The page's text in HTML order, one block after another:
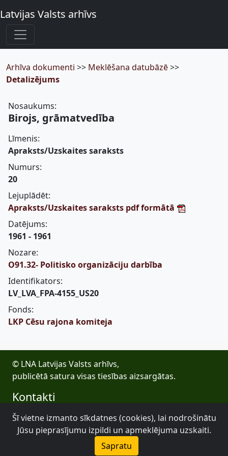
Latvijas Valsts arhīvs
Arhīva dokumenti >> Meklēšana datubāzē>>
Detalizējums
Nosaukums:
Birojs, grāmatvedība
Līmenis:
Apraksts/Uzskaites saraksts
Numurs:
20
Lejuplādēt:
Apraksts/Uzskaites saraksts pdf formātā
Datējums:
1961 - 1961
Nozare:
O91.32- Politisko organizāciju darbība
Identifikators:
LV_LVA_FPA-4155_US20
Fonds:
LKP Cēsu rajona komiteja
© LNA Latvijas Valsts arhīvs,
publicētā satura visas tiesības aizsargātas.
Kontakti
E-pasts: lva@arhivi.gov.lv
Tālrunis: +371 20027447
Bezdelīgu 1A, Rīga
Šī vietne izmanto sīkdatnes (cookies), lai nodrošinātu
Jūsu pieprasījumu izpildi un apmeklējuma uzskaiti.
Sapratu